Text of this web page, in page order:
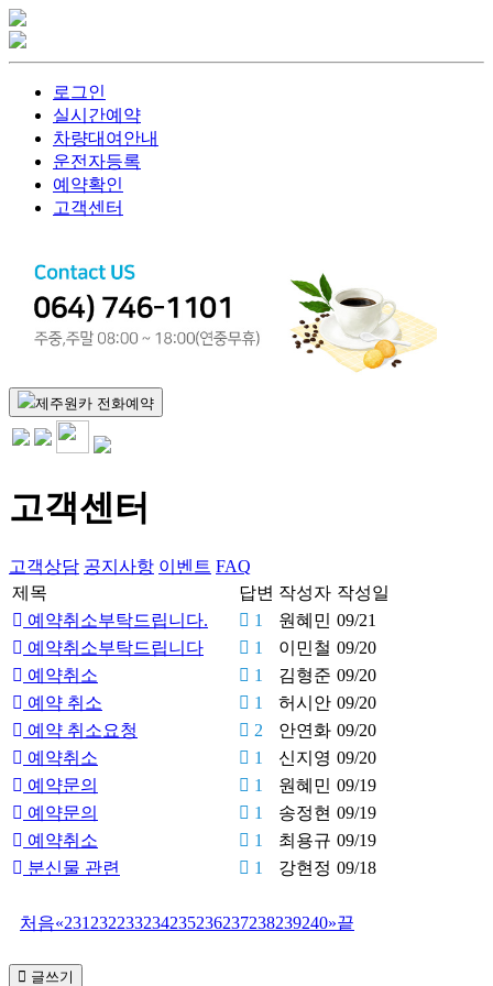
로그인
실시간예약
차량대여안내
운전자등록
예약확인
고객센터
제주원카 전화예약
고객센터
고객상담 공지사항 이벤트 FAQ
제목
답변 작성자 작성일
예약취소부탁드립니다.
1 원혜민 09/21
예약취소부탁드립니다
1 이민철 09/20
예약취소
1 김형준 09/20
예약 취소
1 허시안 09/20
예약 취소요청
2 안연화 09/20
예약취소
1 신지영 09/20
예약문의
1 원혜민 09/19
예약문의
1 송정현 09/19
예약취소
1 최용규 09/19
분신물 관련
1 강현정 09/18
처음«231232233234235236237238239240»끝
글쓰기